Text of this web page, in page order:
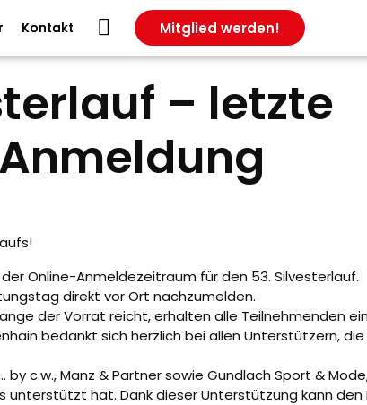
Kontakt Mitglied werden!
– letzte
Online-Anmeldezeitraum für den 53. Silvesterlauf.
direkt vor Ort nachzumelden.
der Vorrat reicht, erhalten alle Teilnehmenden
bedankt sich herzlich bei allen Unterstützern, die
c.w., Manz & Partner sowie Gundlach Sport &
hat. Dank dieser Unterstützung kann den